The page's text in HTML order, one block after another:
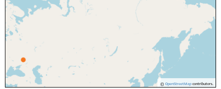
© OpenStreetMapcontributors.